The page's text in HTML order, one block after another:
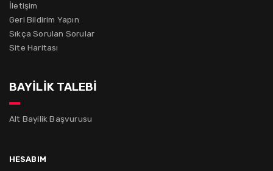
İletişim
Geri Bildirim Yapın
Sıkça Sorulan Sorular
Site Haritası
BAYİLİK TALEBİ
Alt Bayilik Başvurusu
hesabım